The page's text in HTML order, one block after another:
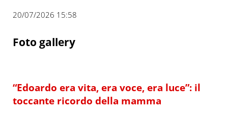
20/07/2026 15:58
Foto gallery
“Edoardo era vita, era voce, era luce”: il
toccante ricordo della mamma